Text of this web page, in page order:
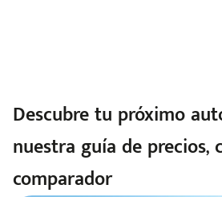
Descubre tu próximo
nuestra guía de precios,
comparador